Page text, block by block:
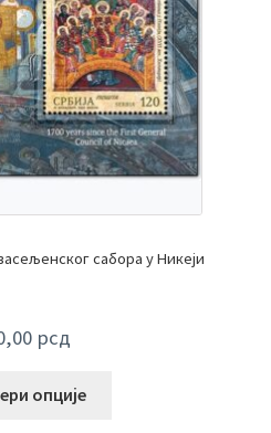
сабора у Никеји
рсд
опције